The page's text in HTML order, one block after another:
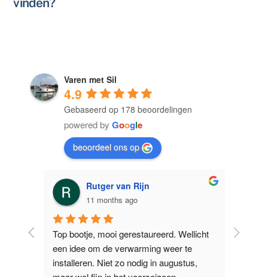
Varen met Sil
4.9
Gebaseerd op 178 beoordelingen
powered by Google
beoordeel ons op
Rutger van Rijn
11 months ago
Top bootje, mooi gerestaureerd. Wellicht
een idee om de verwarming weer te
installeren. Niet zo nodig in augustus,
Prima te